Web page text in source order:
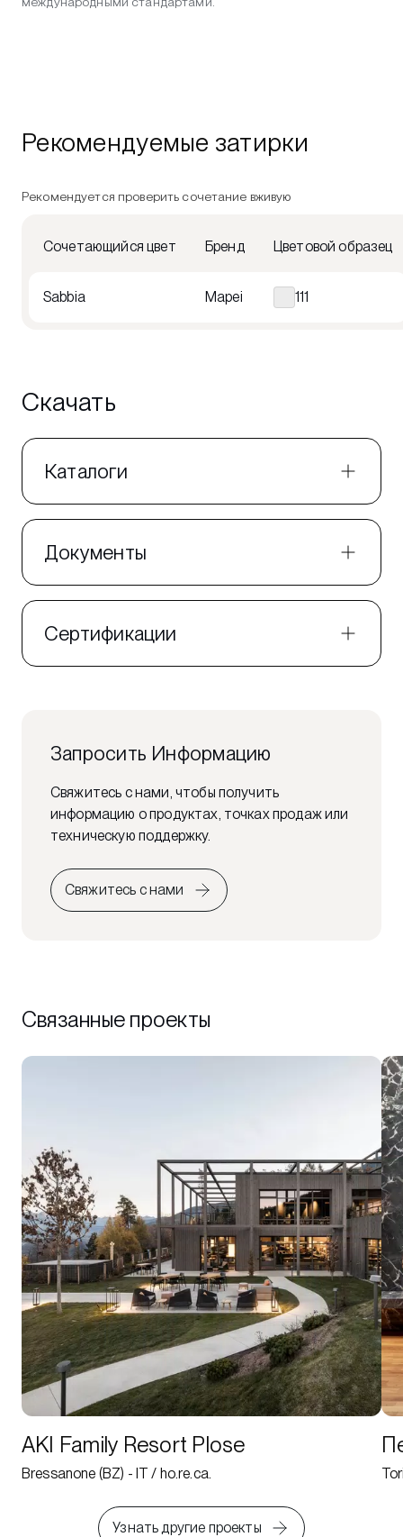
Рекомендуемые затирки
Рекомендуется проверить сочетание вживую
Сочетающийся цвет Бренд Цветовой образец
Sabbia Mapei 111
Скачать
Каталоги
Документы
Сертификации
Запросить Информацию
Свяжитесь с нами, чтобы получить
информацию о продуктах, точках продаж или
техническую поддержку.
Свяжитесь с нами
Связанные проекты
AKI Family Resort Plose
Bressanone (BZ) - IT / ho.re.ca.
Узнать другие проекты